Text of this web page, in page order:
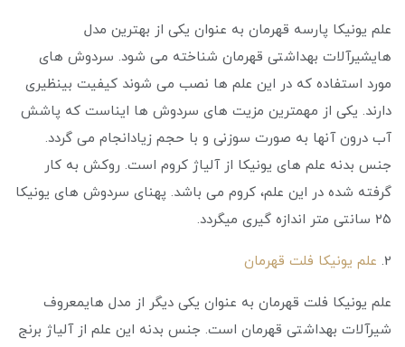
علم یونیکا پارسه قهرمان به عنوان یکی از بهترین مدل
هایشیرآلات بهداشتی قهرمان شناخته می ‌شود. سردوش های
مورد استفاده که در این علم ها نصب می شوند کیفیت بینظیری
دارند. یکی از مهمترین مزیت های سردوش ها ایناست که پاشش
آب درون آنها به صورت سوزنی و با حجم زیادانجام می گردد.
جنس بدنه علم های یونیکا از آلیاژ کروم است. روکش به کار
گرفته شده در این علم، کروم می باشد. پهنای سردوش های یونیکا
۲۵ سانتی متر اندازه گیری میگردد.
2. علم یونیکا فلت قهرمان
علم یونیکا فلت قهرمان به عنوان یکی دیگر از مدل هایمعروف
شیرآلات بهداشتی قهرمان است. جنس بدنه این علم از آلیاژ برنج